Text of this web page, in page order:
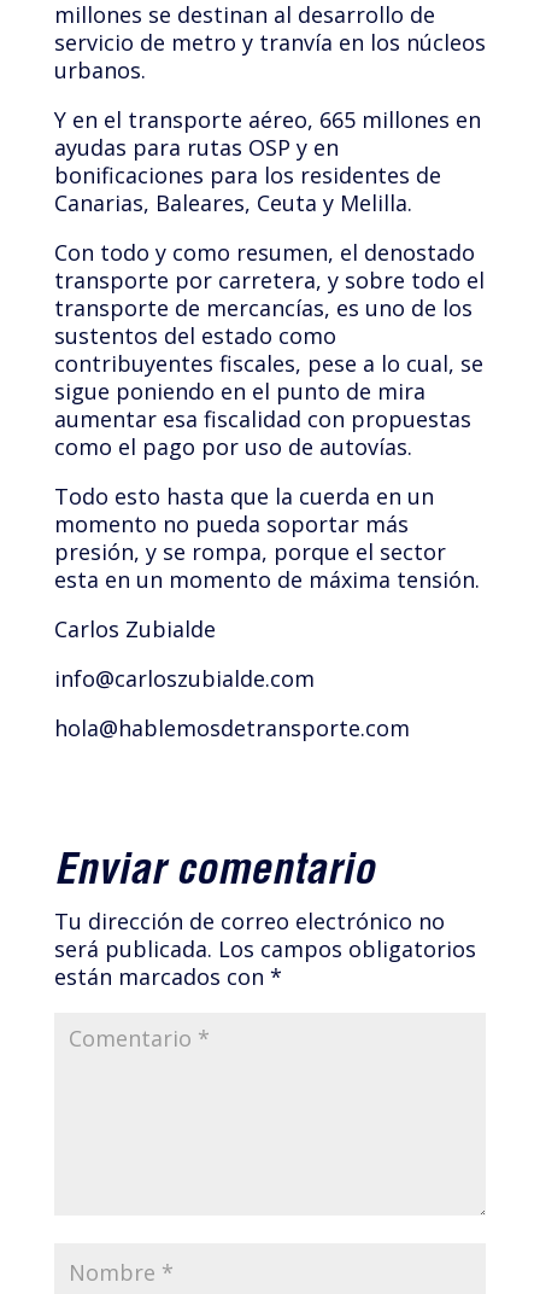
millones se destinan al desarrollo de
servicio de metro y tranvía en los núcleos
urbanos.
Y en el transporte aéreo, 665 millones en
ayudas para rutas OSP y en
bonificaciones para los residentes de
Canarias, Baleares, Ceuta y Melilla.
Con todo y como resumen, el denostado
transporte por carretera, y sobre todo el
transporte de mercancías, es uno de los
sustentos del estado como
contribuyentes fiscales, pese a lo cual, se
sigue poniendo en el punto de mira
aumentar esa fiscalidad con propuestas
como el pago por uso de autovías.
Todo esto hasta que la cuerda en un
momento no pueda soportar más
presión, y se rompa, porque el sector
esta en un momento de máxima tensión.
Carlos Zubialde
info@carloszubialde.com
hola@hablemosdetransporte.com
Enviar comentario
Tu dirección de correo electrónico no
será publicada. Los campos obligatorios
están marcados con *